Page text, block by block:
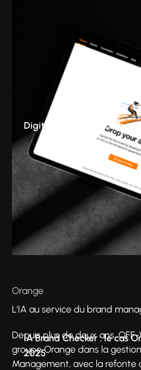
Digital & Tech Branding
IA Brand Checker : le cas
2025
Orange
L'IA au service du brand
Depuis plus de deux ans,
groupe Orange dans la
Management, avec la refonte